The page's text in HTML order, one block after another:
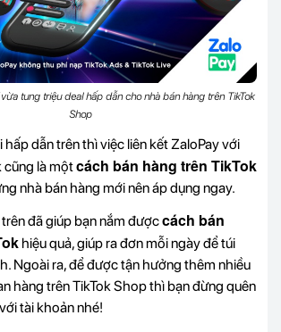
tung triệu deal hấp dẫn cho nhà bán hàng trên TikTok
Shop
hấp dẫn trên thì việc liên kết ZaloPay với
cũng là mộtcách bán hàng trên TikTok
nhà bán hàng mới nên áp dụng ngay.
đã giúp bạn nắm đượccách bán
hiệu quả, giúp ra đơn mỗi ngày để túi
Ngoài ra, để được tận hưởng thêm nhiều
hàng trên TikTok Shop thì bạn đừng quên
với tài khoản nhé!